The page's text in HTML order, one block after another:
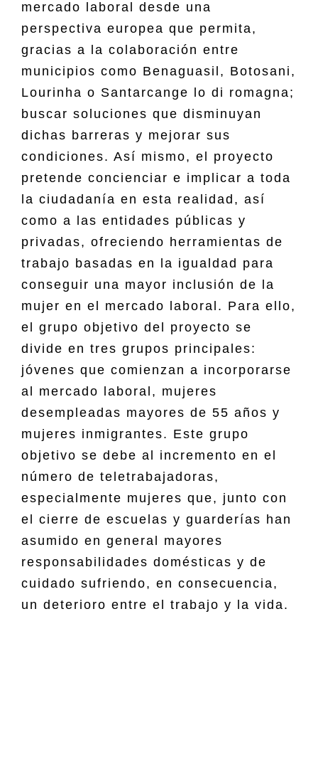
mercado laboral desde una
perspectiva europea que permita,
gracias a la colaboración entre
municipios como Benaguasil, Botosani,
Lourinha o Santarcange lo di romagna;
buscar soluciones que disminuyan
dichas barreras y mejorar sus
condiciones. Así mismo, el proyecto
pretende concienciar e implicar a toda
la ciudadanía en esta realidad, así
como a las entidades públicas y
privadas, ofreciendo herramientas de
trabajo basadas en la igualdad para
conseguir una mayor inclusión de la
mujer en el mercado laboral. Para ello,
el grupo objetivo del proyecto se
divide en tres grupos principales:
jóvenes que comienzan a incorporarse
al mercado laboral, mujeres
desempleadas mayores de 55 años y
mujeres inmigrantes. Este grupo
objetivo se debe al incremento en el
número de teletrabajadoras,
especialmente mujeres que, junto con
el cierre de escuelas y guarderías han
asumido en general mayores
responsabilidades domésticas y de
cuidado sufriendo, en consecuencia,
un deterioro entre el trabajo y la vida.